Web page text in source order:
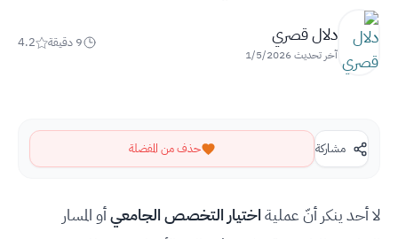
دلال قصري
آخر تحديث1/5/2026
9 دقيقة 4.2
مشاركة حذف من المفضلة
لا أحد ينكر أنّ عمليةاختيار التخصص الجامعيأو المسار